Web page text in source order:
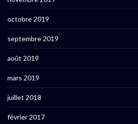
octobre 2019
septembre 2019
août 2019
mars 2019
juillet 2018
février 2017